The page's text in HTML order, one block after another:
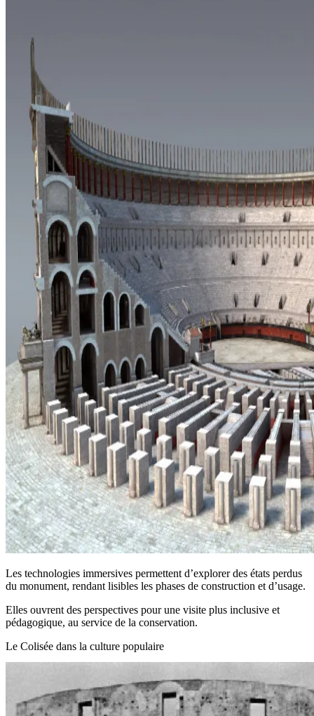
Les technologies immersives permettent d’explorer des états perdus
du monument, rendant lisibles les phases de construction et d’usage.
Elles ouvrent des perspectives pour une visite plus inclusive et
pédagogique, au service de la conservation.
Le Colisée dans la culture populaire